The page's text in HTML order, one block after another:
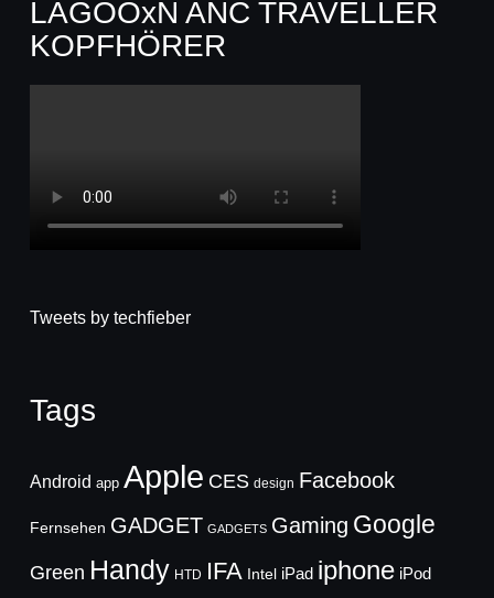
LAGOOxN ANC TRAVELLER
KOPFHÖRER
Tweets by techfieber
Tags
Android app Apple CES design Facebook
Fernsehen GADGET GADGETS Gaming Google
Green Handy HTD IFA Intel iPad iphone iPod